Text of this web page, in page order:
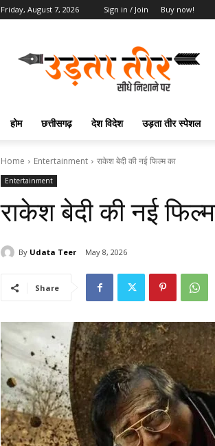
Friday, August 7, 2026 Sign in / Join Buy now!
होम छत्तीसगढ़ देश विदेश उड़ता तीर स्पेशल
Home Entertainment राकेश बेदी की नई फिल्म का
Entertainment
राकेश बेदी की नई
By Udata Teer May 8, 2026
Share